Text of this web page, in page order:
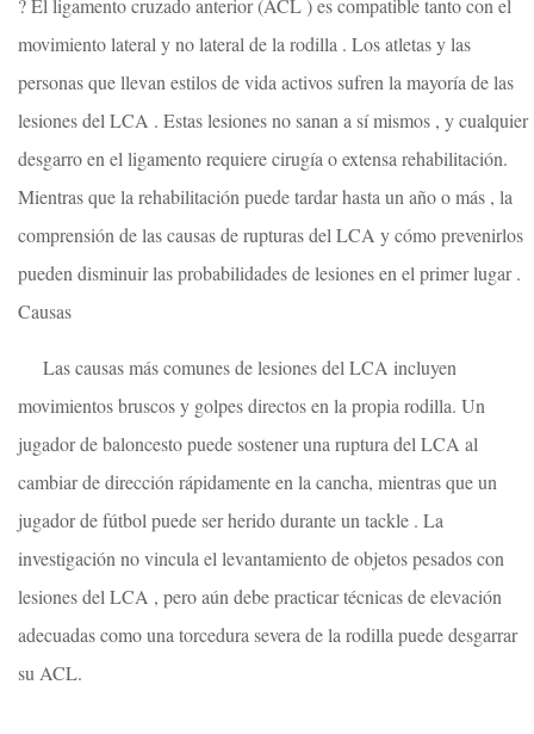
? El ligamento cruzado anterior (ACL ) es compatible tanto con el
movimiento lateral y no lateral de la rodilla . Los atletas y las
personas que llevan estilos de vida activos sufren la mayoría de las
lesiones del LCA . Estas lesiones no sanan a sí mismos , y cualquier
desgarro en el ligamento requiere cirugía o extensa rehabilitación.
Mientras que la rehabilitación puede tardar hasta un año o más , la
comprensión de las causas de rupturas del LCA y cómo prevenirlos
pueden disminuir las probabilidades de lesiones en el primer lugar .
Causas
Las causas más comunes de lesiones del LCA incluyen
movimientos bruscos y golpes directos en la propia rodilla. Un
jugador de baloncesto puede sostener una ruptura del LCA al
cambiar de dirección rápidamente en la cancha, mientras que un
jugador de fútbol puede ser herido durante un tackle . La
investigación no vincula el levantamiento de objetos pesados ​​con
lesiones del LCA , pero aún debe practicar técnicas de elevación
adecuadas como una torcedura severa de la rodilla puede desgarrar
su ACL.